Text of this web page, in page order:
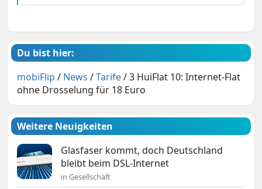
Du bist hier:
mobiFlip / News /Tarife/3 HuiFlat 10: Internet-Flat
ohne Drosselung für 18 Euro
Weitere Neuigkeiten
Glasfaser kommt, doch Deutschland
bleibt beim DSL-Internet
in Gesellschaft